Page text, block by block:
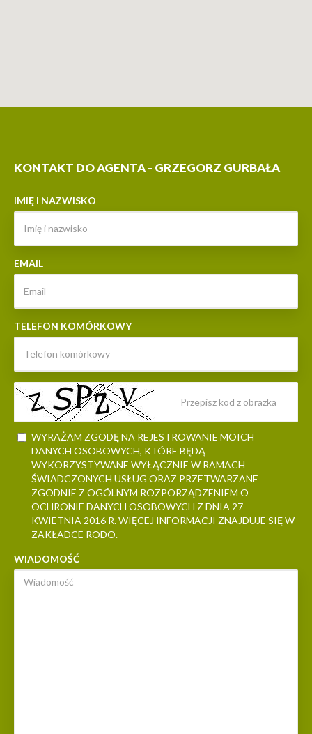
KONTAKT DO AGENTA - GRZEGORZ GURBAŁA
IMIĘ I NAZWISKO
EMAIL
TELEFON KOMÓRKOWY
WYRAŻAM ZGODĘ NA REJESTROWANIE MOICH
DANYCH OSOBOWYCH, KTÓRE BĘDĄ
WYKORZYSTYWANE WYŁĄCZNIE W RAMACH
ŚWIADCZONYCH USŁUG ORAZ PRZETWARZANE
ZGODNIE Z OGÓLNYM ROZPORZĄDZENIEM O
OCHRONIE DANYCH OSOBOWYCH Z DNIA 27
KWIETNIA 2016 R. WIĘCEJ INFORMACJI ZNAJDUJE SIĘ W
ZAKŁADCE RODO.
WIADOMOŚĆ